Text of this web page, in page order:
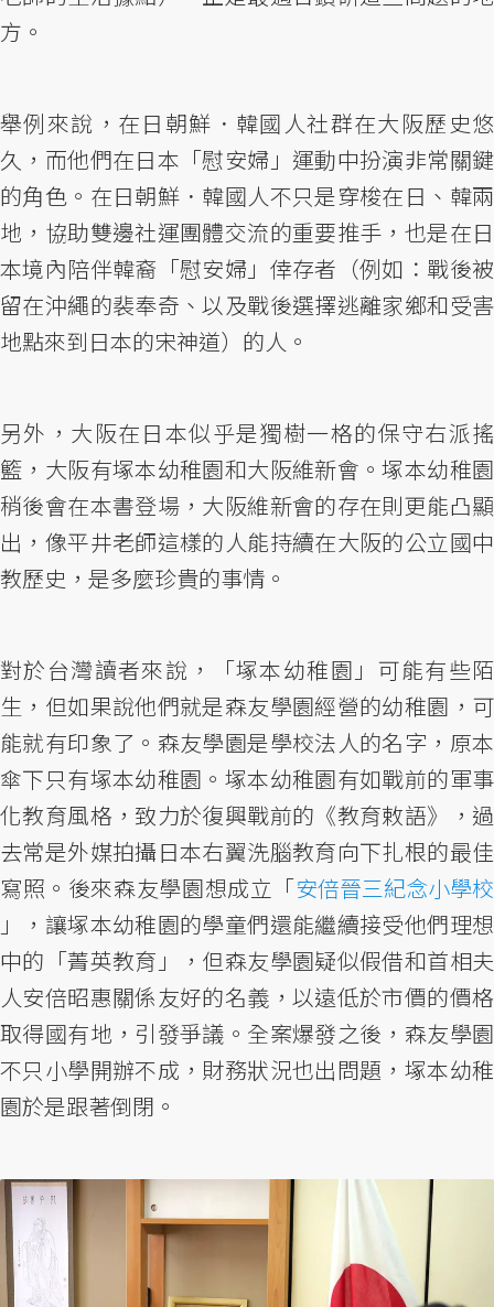
方。
舉例來說，在日朝鮮．韓國人社群在大阪歷史悠
久，而他們在日本「慰安婦」運動中扮演非常關鍵
的角色。在日朝鮮．韓國人不只是穿梭在日、韓兩
地，協助雙邊社運團體交流的重要推手，也是在日
本境內陪伴韓裔「慰安婦」倖存者（例如：戰後被
留在沖繩的裴奉奇、以及戰後選擇逃離家鄉和受害
地點來到日本的宋神道）的人。
另外，大阪在日本似乎是獨樹一格的保守右派搖
籃，大阪有塚本幼稚園和大阪維新會。塚本幼稚園
稍後會在本書登場，大阪維新會的存在則更能凸顯
出，像平井老師這樣的人能持續在大阪的公立國中
教歷史，是多麼珍貴的事情。
對於台灣讀者來說，「塚本幼稚園」可能有些陌
生，但如果說他們就是森友學園經營的幼稚園，可
能就有印象了。森友學園是學校法人的名字，原本
傘下只有塚本幼稚園。塚本幼稚園有如戰前的軍事
化教育風格，致力於復興戰前的《教育敕語》，過
去常是外媒拍攝日本右翼洗腦教育向下扎根的最佳
寫照。後來森友學園想成立「安倍晉三紀念小學校
」，讓塚本幼稚園的學童們還能繼續接受他們理想
中的「菁英教育」，但森友學園疑似假借和首相夫
人安倍昭惠關係友好的名義，以遠低於市價的價格
取得國有地，引發爭議。全案爆發之後，森友學園
不只小學開辦不成，財務狀況也出問題，塚本幼稚
園於是跟著倒閉。